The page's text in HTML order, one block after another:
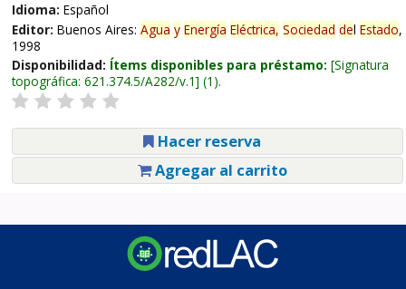
Idioma: Español
Editor: Buenos Aires: Agua y Energía Eléctrica, Sociedad del Estado,
1998
Disponibilidad: Ítems disponibles para préstamo: Signatura
topográfica: 621.374.5/A282/v.1 (1).
Hacer reserva
Agregar al carrito